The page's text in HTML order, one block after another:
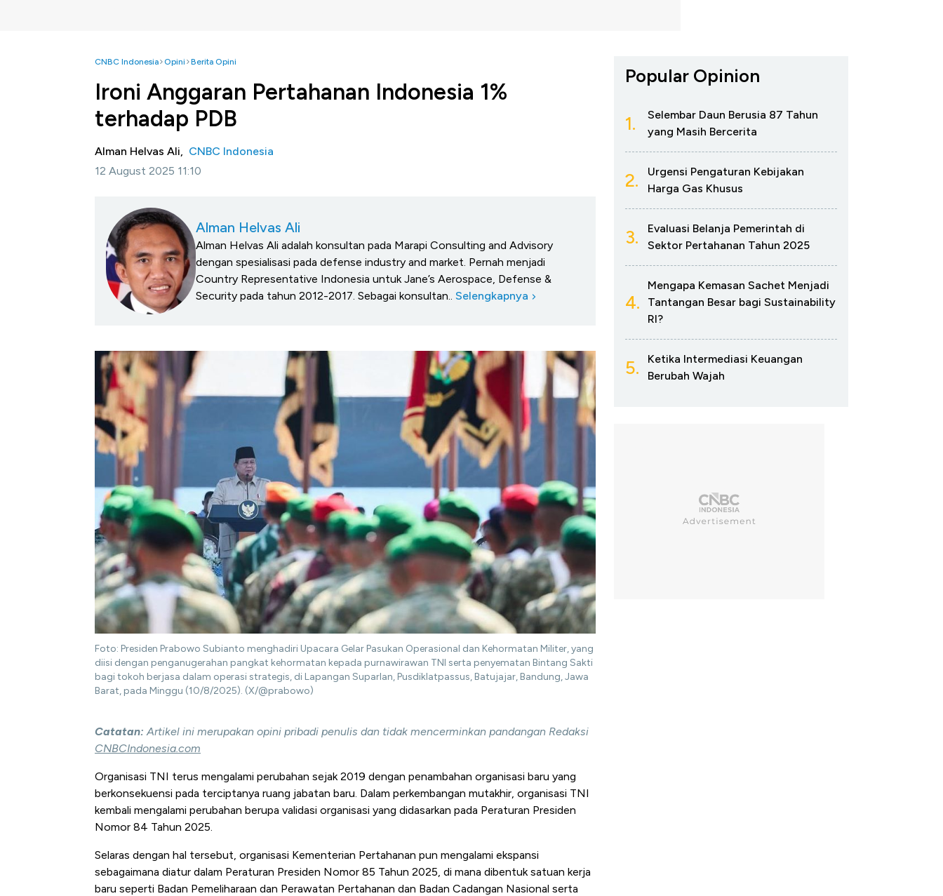
CNBC Indonesia Opini Berita Opini
Ironi Anggaran Pertahanan Indonesia 1%
terhadap PDB
Alman Helvas Ali, CNBC Indonesia
12 August 2025 11:10
Alman Helvas Ali
Alman Helvas Ali adalah konsultan pada Marapi Consulting and Advisory
dengan spesialisasi pada defense industry and market. Pernah menjadi
Country Representative Indonesia untuk Jane’s Aerospace, Defense &
Security pada tahun 2012-2017. Sebagai konsultan.. Selengkapnya
Foto: Presiden Prabowo Subianto menghadiri Upacara Gelar Pasukan Operasional dan Kehormatan Militer, yang
diisi dengan penganugerahan pangkat kehormatan kepada purnawirawan TNI serta penyematan Bintang Sakti
bagi tokoh berjasa dalam operasi strategis, di Lapangan Suparlan, Pusdiklatpassus, Batujajar, Bandung, Jawa
Barat, pada Minggu (10/8/2025). (X/@prabowo)
Catatan: Artikel ini merupakan opini pribadi penulis dan tidak mencerminkan pandangan Redaksi
CNBCIndonesia.com
Organisasi TNI terus mengalami perubahan sejak 2019 dengan penambahan organisasi baru yang
berkonsekuensi pada terciptanya ruang jabatan baru. Dalam perkembangan mutakhir, organisasi TNI
kembali mengalami perubahan berupa validasi organisasi yang didasarkan pada Peraturan Presiden
Nomor 84 Tahun 2025.
Selaras dengan hal tersebut, organisasi Kementerian Pertahanan pun mengalami ekspansi
sebagaimana diatur dalam Peraturan Presiden Nomor 85 Tahun 2025, di mana dibentuk satuan kerja
baru seperti Badan Pemeliharaan dan Perawatan Pertahanan dan Badan Cadangan Nasional serta
Popular Opinion
1.
Selembar Daun Berusia 87 Tahun
yang Masih Bercerita
2.
Urgensi Pengaturan Kebijakan
Harga Gas Khusus
3.
Evaluasi Belanja Pemerintah di
Sektor Pertahanan Tahun 2025
4.
Mengapa Kemasan Sachet Menjadi
Tantangan Besar bagi Sustainability
RI?
5.
Ketika Intermediasi Keuangan
Berubah Wajah